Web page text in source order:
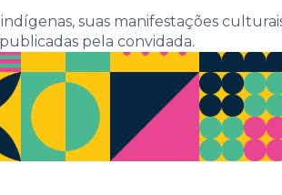
suas manifestações
pela convidada.